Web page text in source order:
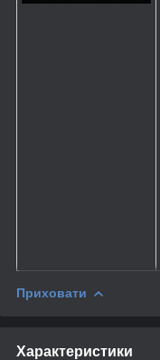
Приховати
Характеристики